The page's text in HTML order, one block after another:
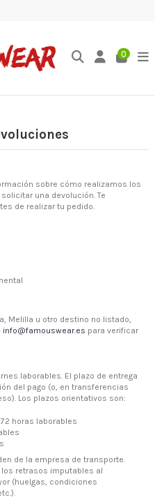
0
sobre cómo realizamos los
una devolución. Te
de realizar tu pedido.
Melilla u otro destino no listado,
info@famouswear.es para verificar
laborables. El plazo de entrega
del pago (o, en transferencias
Los plazos orientativos son:
72 horas laborables
de la empresa de transporte.
los retrasos imputables al
(huelgas, condiciones